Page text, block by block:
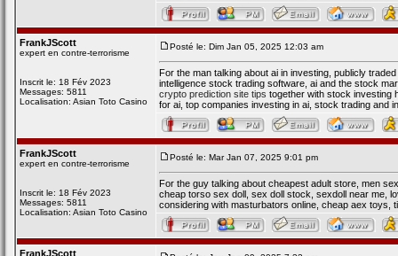
FrankJScott
expert en contre-terrorisme
Inscrit le: 18 Fév 2023
Messages: 5811
Localisation: Asian Toto Casino
Posté le: Dim Jan 05, 2025 12:03 am
For the man talking about ai in investing, publicly
intelligence stock trading software, ai and the stock
crypto prediction site tips together with stock investing
for ai, top companies investing in ai, stock trading and
FrankJScott
expert en contre-terrorisme
Inscrit le: 18 Fév 2023
Messages: 5811
Localisation: Asian Toto Casino
Posté le: Mar Jan 07, 2025 9:01 pm
For the guy talking about cheapest adult store, men
cheap torso sex doll, sex doll stock, sexdoll near me,
considering with masturbators online, cheap aex
FrankJScott